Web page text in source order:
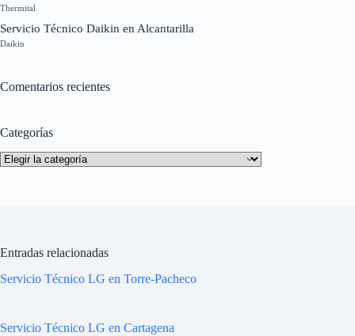
Thermital
Servicio Técnico Daikin en Alcantarilla
Daikin
Comentarios recientes
Categorías
Categorías
Entradas relacionadas
Servicio Técnico LG en Torre-Pacheco
Servicio Técnico LG en Cartagena